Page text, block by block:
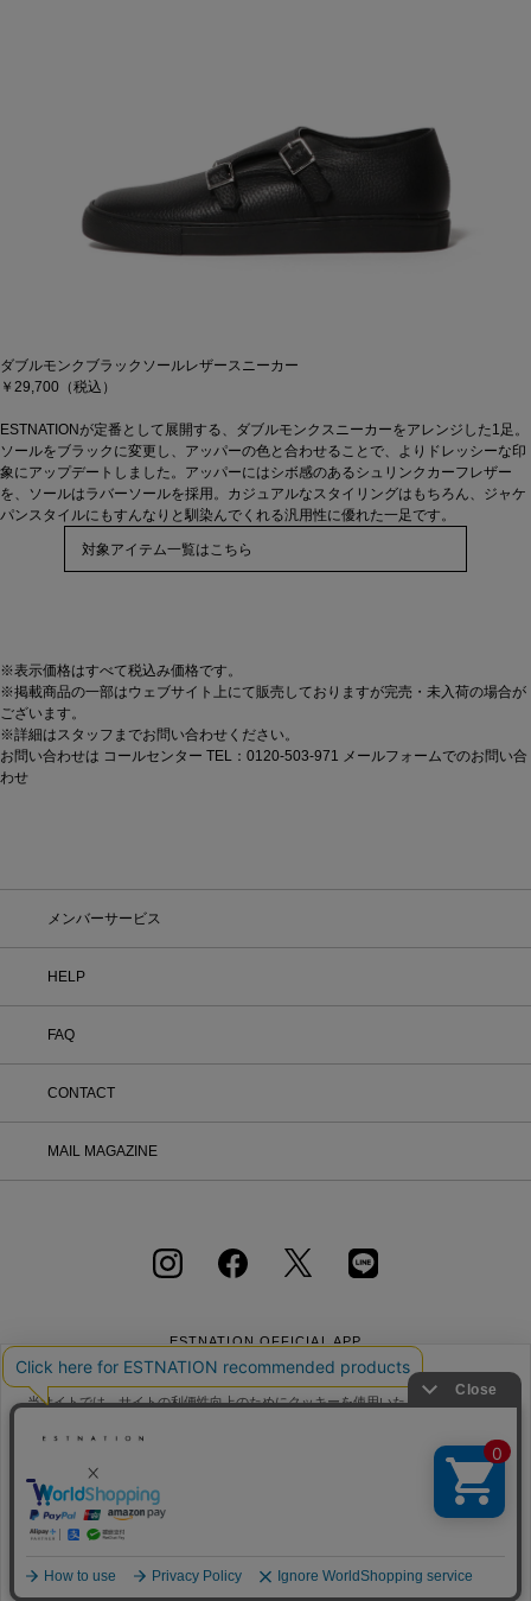
ダブルモンクブラックソールレザースニーカー
￥29,700（税込）
ESTNATIONが定番として展開する、ダブルモンクスニーカーをアレンジした1足。
ソールをブラックに変更し、アッパーの色と合わせることで、よりドレッシーな印
象にアップデートしました。アッパーにはシボ感のあるシュリンクカーフレザー
を、ソールはラバーソールを採用。カジュアルなスタイリングはもちろん、ジャケ
パンスタイルにもすんなりと馴染んでくれる汎用性に優れた一足です。
対象アイテム一覧はこちら
※表示価格はすべて税込み価格です。
※掲載商品の一部はウェブサイト上にて販売しておりますが完売・未入荷の場合が
ございます。
※詳細はスタッフまでお問い合わせください。
お問い合わせは コールセンター TEL：0120-503-971 メールフォームでのお問い合
わせ
メンバーサービス
HELP
FAQ
CONTACT
MAIL MAGAZINE
ESTNATION OFFICIAL APP
会社概要
個人情報保護方針 特定商取引法に基づく通販の表記
Copyright © ESTNATION Inc.
当サイトでは、サイトの利便性向上のためにクッキーを使用いたします。ボタン
ーの使用に同意したことになります。クッキーを通じて収集する情報には「お客
クッキーポリシ
ー
をご確認ください。